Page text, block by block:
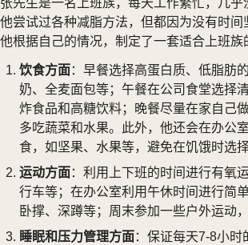
张先生是一名上班族，每天工作繁忙，几乎
他尝试过各种减脂方法，但都因为没有时间
他根据自己的情况，制定了一套适合上班族
饮食方面：早餐选择高蛋白质、低脂肪
奶、全麦面包等；午餐在公司食堂选择
炸食品和高糖饮料；晚餐尽量在家自己
多吃蔬菜和水果。此外，他还会在办公
食，如坚果、水果等，避免在饥饿时选
运动方面：利用上下班的时间进行有氧
行车等；在办公室利用午休时间进行简
卧撑、深蹲等；周末参加一些户外运动
睡眠和压力管理方面：保证每天7-8小时